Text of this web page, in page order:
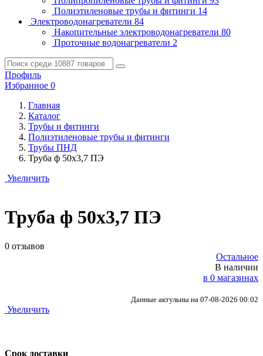
Полиэтиленовые трубы и фитинги 14
Электроводонагреватели 84
Накопительные электроводонагреватели 80
Проточные водонагреватели 2
Профиль
Избранное 0
Главная
Каталог
Трубы и фитинги
Полиэтиленовые трубы и фитинги
Трубы ПНД
Труба ф 50х3,7 ПЭ
Увеличить
Труба ф 50х3,7 ПЭ
0 отзывов
Остальное
В наличии
в 0 магазинах
Данные актульны на 07-08-2026 00:02
Увеличить
Срок доставки